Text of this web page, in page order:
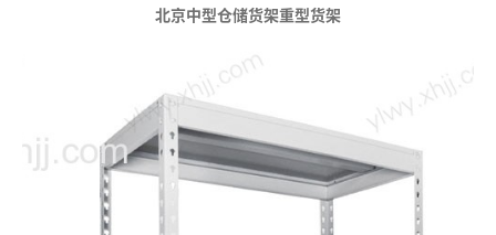
北京中型仓储货架重型货架